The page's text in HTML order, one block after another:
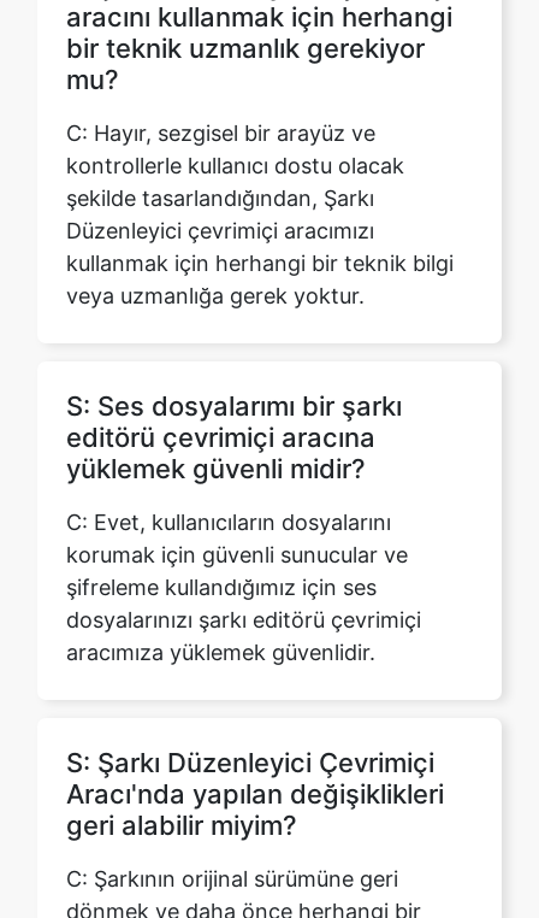
C: Hayır, sezgisel bir arayüz ve
kontrollerle kullanıcı dostu olacak
şekilde tasarlandığından, Şarkı
Düzenleyici çevrimiçi aracımızı
kullanmak için herhangi bir teknik bilgi
veya uzmanlığa gerek yoktur.
S: Ses dosyalarımı bir şarkı
C: Evet, kullanıcıların dosyalarını
korumak için güvenli sunucular ve
şifreleme kullandığımız için ses
dosyalarınızı şarkı editörü çevrimiçi
aracımıza yüklemek güvenlidir.
S: Şarkı Düzenleyici Çevrimiçi
C: Şarkının orijinal sürümüne geri
dönmek ve daha önce herhangi bir
değişiklik yapmadan baştan
düzenlemeye başlamak için 'Sıfırla'
düğmesini tıklayabilirsiniz.